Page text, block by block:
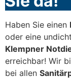
Haben Sie einen
oder eine
Klempner
erreichbar! Wir
bei allen